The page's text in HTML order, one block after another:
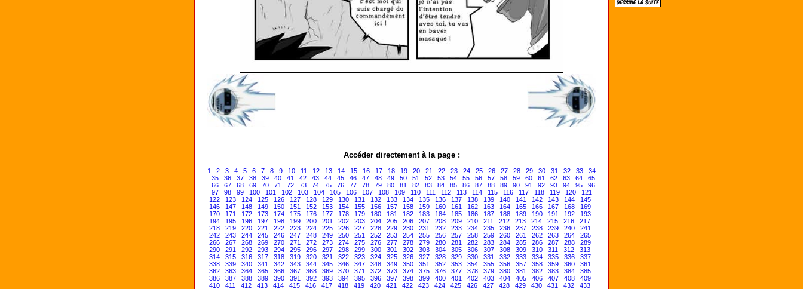
Accéder directement à la page :
1 2 3 4 5 6 7 8 9 10 11 12 13 14 15 16 17 18 19 20 21 22 23 24 25 26 27 28 29 30 31 32 33
34
35
36 37 38 39 40 41 42 43 44 45 46 47 48 49 50 51 52 53 54 55 56 57 58 59 60 61 62 63 64
65
66
67 68 69 70 71 72 73 74 75 76 77 78 79 80 81 82 83 84 85 86 87 88 89 90 91 92 93 94 95
96
97
98 99 100 101 102 103 104 105 106 107 108 109 110 111 112 113 114 115 116 117 118 119 120
121
122
123 124 125 126 127 128 129 130 131 132 133 134 135 136 137 138 139 140 141 142 143 144
145
146
147 148 149 150 151 152 153 154 155 156 157 158 159 160 161 162 163 164 165 166 167 168
169
170
171 172 173 174 175 176 177 178 179 180 181 182 183 184 185 186 187 188 189 190 191 192
193
194
195 196 197 198 199 200 201 202 203 204 205 206 207 208 209 210 211 212 213 214 215 216
217
218
219 220 221 222 223 224 225 226 227 228 229 230 231 232 233 234 235 236 237 238 239 240
241
242
243 244 245 246 247 248 249 250 251 252 253 254 255 256 257 258 259 260 261 262 263 264
265
266
267 268 269 270 271 272 273 274 275 276 277 278 279 280 281 282 283 284 285 286 287 288
289
290
291 292 293 294 295 296 297 298 299 300 301 302 303 304 305 306 307 308 309 310 311 312
313
314
315 316 317 318 319 320 321 322 323 324 325 326 327 328 329 330 331 332 333 334 335 336
337
338
339 340 341 342 343 344 345 346 347 348 349 350 351 352 353 354 355 356 357 358 359 360
361
362
363 364 365 366 367 368 369 370 371 372 373 374 375 376 377 378 379 380 381 382 383 384
385
386
387 388 389 390 391 392 393 394 395 396 397 398 399 400 401 402 403 404 405 406 407 408
409
410
411 412 413 414 415 416 417 418 419 420 421 422 423 424 425 426 427 428 429 430 431 432
433